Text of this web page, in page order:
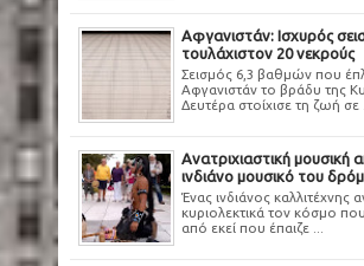
Αφγανιστάν: Ισχυρός
τουλάχιστον 20 νεκρούς
Σεισμός 6,3 βαθμών που
Αφγανιστάν το βράδυ της
Δευτέρα στοίχισε τη ζωή σε
Ανατριχιαστική μουσική
ινδιάνο μουσικό του
Ένας ινδιάνος καλλιτέχνης
κυριολεκτικά τον κόσμο
από εκεί που έπαιζε ...